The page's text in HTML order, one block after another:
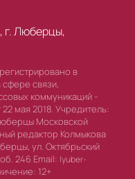
г. Люберцы,
в
связи,
коммуникаций -
мая 2018. Учредитель:
Московской
редактор Колмыкова
ул. Октябрьский
246 Email: lyuber-
12+